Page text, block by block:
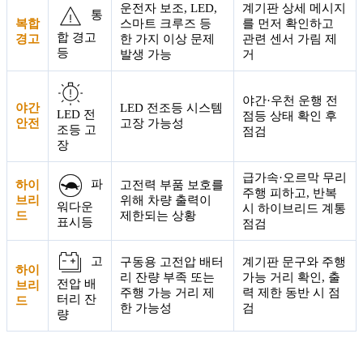
복합
경고
통
합 경고
등
운전자 보조, LED,
스마트 크루즈 등
한 가지 이상 문제
발생 가능
계기판 상세 메시지
를 먼저 확인하고
관련 센서 가림 제
거
야간
안전
LED 전
조등 고
장
LED 전조등 시스템
고장 가능성
야간·우천 운행 전
점등 상태 확인 후
점검
하이
브리
드
파
워다운
표시등
고전력 부품 보호를
위해 차량 출력이
제한되는 상황
급가속·오르막 무리
주행 피하고, 반복
시 하이브리드 계통
점검
하이
브리
드
고
전압 배
터리 잔
량
구동용 고전압 배터
리 잔량 부족 또는
주행 가능 거리 제
한 가능성
계기판 문구와 주행
가능 거리 확인, 출
력 제한 동반 시 점
검